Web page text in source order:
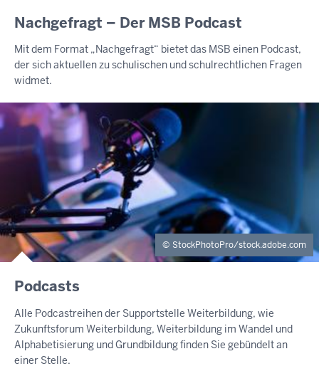
Nachgefragt – Der MSB Podcast
Mit dem Format „Nachgefragt“ bietet das MSB einen Podcast,
der sich aktuellen zu schulischen und schulrechtlichen Fragen
widmet.
StockPhotoPro/stock.adobe.com
Podcasts
Alle Podcastreihen der Supportstelle Weiterbildung, wie
Zukunftsforum Weiterbildung, Weiterbildung im Wandel und
Alphabetisierung und Grundbildung finden Sie gebündelt an
einer Stelle.